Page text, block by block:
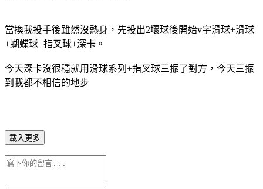
當換我投手後雖然沒熱身，先投出2壞球後開始v字滑球+滑球
+蝴蝶球+指叉球+深卡。
今天深卡沒很穩就用滑球系列+指叉球三振了對方，今天三振
到我都不相信的地步
載入更多